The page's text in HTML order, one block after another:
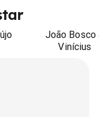
João Bosco
Vinícius